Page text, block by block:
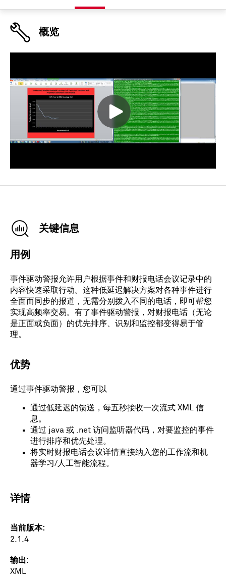
概览
关键信息
用例
事件驱动警报允许用户根据事件和财报电话会议记录中的
内容快速采取行动。这种低延迟解决方案对各种事件进行
全面而同步的报道，无需分别拨入不同的电话，即可帮您
实现高频率交易。有了事件驱动警报，对财报电话（无论
是正面或负面）的优先排序、识别和监控都变得易于管
理。
优势
通过事件驱动警报，您可以
通过低延迟的馈送，每五秒接收一次流式 XML 信
息。
通过 java 或 .net 访问监听器代码，对要监控的事件
进行排序和优先处理。
将实时财报电话会议详情直接纳入您的工作流和机
器学习/人工智能流程。
详情
当前版本
2.1.4
输出
XML